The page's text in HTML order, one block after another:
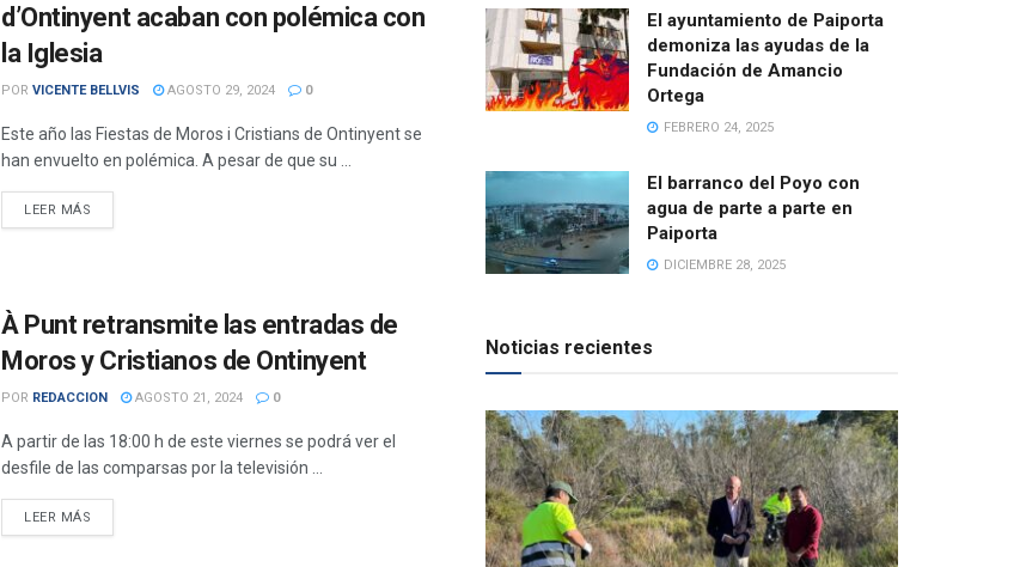
d’Ontinyent acaban con polémica con
la Iglesia
POR VICENTE BELLVIS AGOSTO 29, 2024 0
Este año las Fiestas de Moros i Cristians de Ontinyent se
han envuelto en polémica. A pesar de que su ...
LEER MÁS
À Punt retransmite las entradas de
Moros y Cristianos de Ontinyent
POR REDACCION AGOSTO 21, 2024 0
A partir de las 18:00 h de este viernes se podrá ver el
desfile de las comparsas por la televisión ...
LEER MÁS
El ayuntamiento de Paiporta
demoniza las ayudas de la
Fundación de Amancio
Ortega
FEBRERO 24, 2025
El barranco del Poyo con
agua de parte a parte en
Paiporta
DICIEMBRE 28, 2025
Noticias recientes